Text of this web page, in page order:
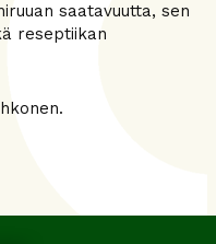
saatavuutta, sen
reseptiikan